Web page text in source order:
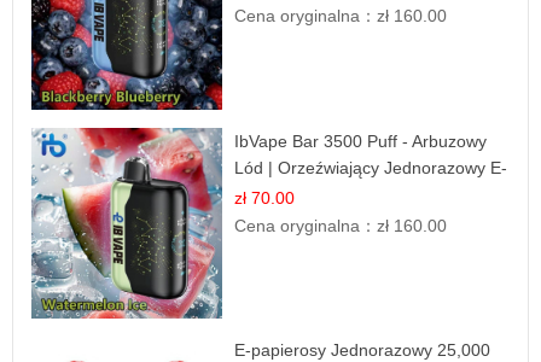
Cena oryginalna：zł 160.00
IbVape Bar 3500 Puff - Arbuzowy
Lód | Orzeźwiający Jednorazowy E-
papieros
zł 70.00
Cena oryginalna：zł 160.00
E-papierosy Jednorazowy 25,000